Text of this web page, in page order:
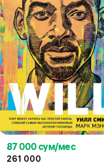
87 000 сум/мес
261 000